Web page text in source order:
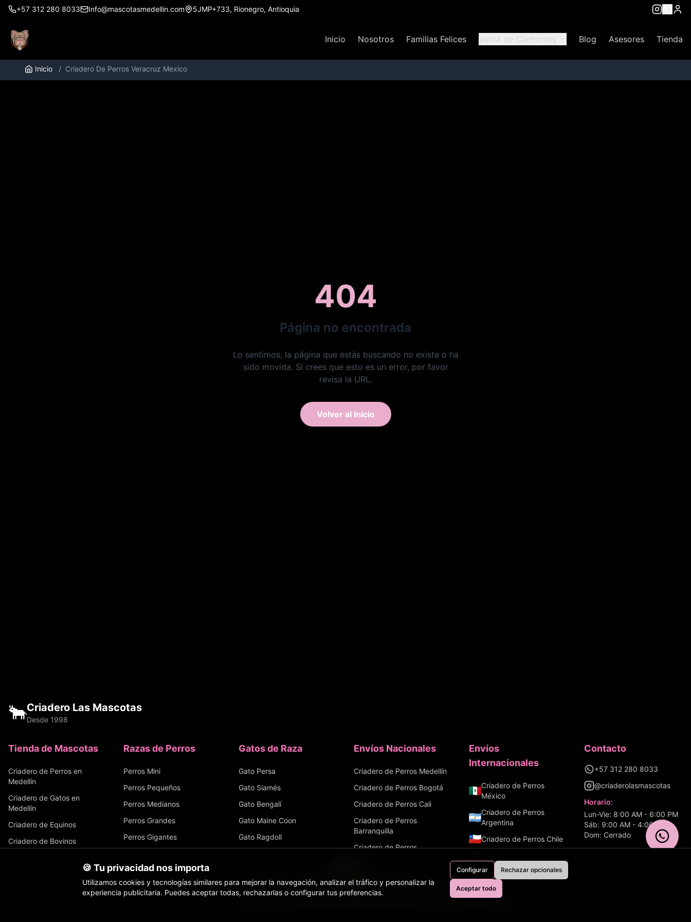
+57 312 280 8033 Info@mascotasmedellin.com 5JMP+733, Rionegro, Antioquia
Inicio Nosotros Familias Felices Venta de Cachorros Blog Asesores Tienda
Inicio / Criadero De Perros Veracruz Mexico
404
Página no encontrada
Lo sentimos, la página que estás buscando no existe o ha
sido movida. Si crees que esto es un error, por favor
revisa la URL.
Volver al Inicio
Inicio Perros Gatos Tienda Equinos
🐂Criadero Las Mascotas
Desde 1998
Tienda de Mascotas
Criadero de Perros en
Medellín
Criadero de Gatos en
Medellín
Criadero de Equinos
Criadero de Bovinos
Razas de Perros
Perros Mini
Perros Pequeños
Perros Medianos
Perros Grandes
Perros Gigantes
Gatos de Raza
Gato Persa
Gato Siamés
Gato Bengalí
Gato Maine Coon
Gato Ragdoll
Gato Ruso Azul
Envíos Nacionales
Criadero de Perros Medellín
Criadero de Perros Bogotá
Criadero de Perros Cali
Criadero de Perros
Barranquilla
Criadero de Perros
Bucaramanga
Envíos
Internacionales
Criadero de Perros
México
Criadero de Perros
Argentina
Criadero de Perros Chile
Criadero de Perros
Ecuador
Criadero de Perros
Contacto
+57 312 280 8033
@criaderolasmascotas
Horario:
Lun-Vie: 8:00 AM - 6:00 PM
Sáb: 9:00 AM - 4:00 PM
Dom: Cerrado
🍪 Tu privacidad nos importa
Utilizamos cookies y tecnologías similares para mejorar la navegación, analizar el tráfico y personalizar la
experiencia publicitaria. Puedes aceptar todas, rechazarlas o configurar tus preferencias.
Configurar Rechazar opcionales
Aceptar todo